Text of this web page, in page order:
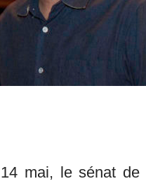
mai, le sénat de